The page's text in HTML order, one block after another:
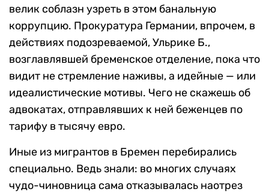
велик соблазн узреть в этом банальную
коррупцию. Прокуратура Германии, впрочем, в
действиях подозреваемой, Ульрике Б.,
возглавлявшей бременское отделение, пока что
видит не стремление наживы, а идейные — или
идеалистические мотивы. Чего не скажешь об
адвокатах, отправлявших к ней беженцев по
тарифу в тысячу евро.
Иные из мигрантов в Бремен перебирались
специально. Ведь знали: во многих случаях
чудо-чиновница сама отказывалась наотрез